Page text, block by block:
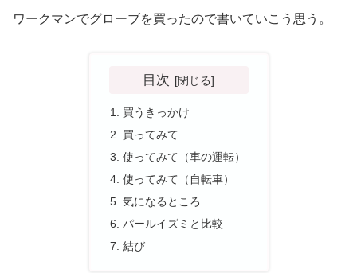
ワークマンでグローブを買ったので書いていこう思う。
目次
買うきっかけ
買ってみて
使ってみて（車の運転）
使ってみて（自転車）
気になるところ
パールイズミと比較
結び